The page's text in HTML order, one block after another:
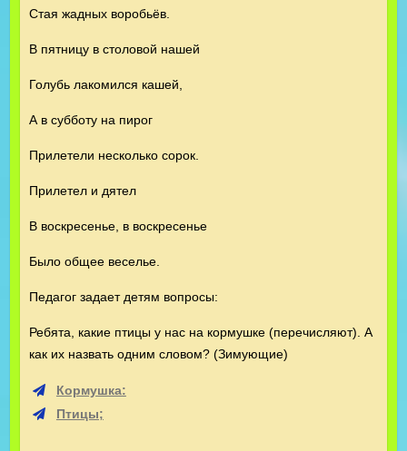
Стая жадных воробьёв.
В пятницу в столовой нашей
Голубь лакомился кашей,
А в субботу на пирог
Прилетели несколько сорок.
Прилетел и дятел
В воскресенье, в воскресенье
Было общее веселье.
Педагог задает детям вопросы:
Ребята, какие птицы у нас на кормушке (перечисляют). А
как их назвать одним словом? (Зимующие)
Кормушка:
Птицы;